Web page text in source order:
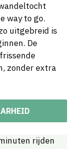
way to go.
uitgebreid is
De
zonder extra
rijden